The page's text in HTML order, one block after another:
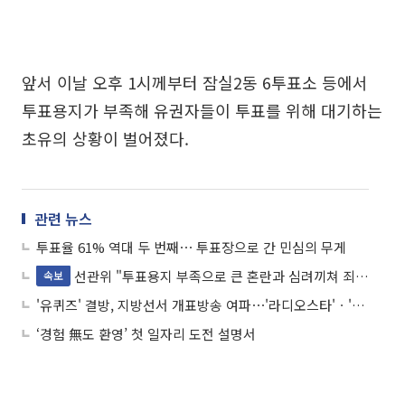
앞서 이날 오후 1시께부터 잠실2동 6투표소 등에서
투표용지가 부족해 유권자들이 투표를 위해 대기하는
초유의 상황이 벌어졌다.
관련 뉴스
투표율 61% 역대 두 번째⋯ 투표장으로 간 민심의 무게
속보
선관위 "투표용지 부족으로 큰 혼란과 심려끼쳐 죄송"
'유퀴즈' 결방, 지방선서 개표방송 여파⋯'라디오스타'ㆍ'골때녀'도 쉰다
‘경험 無도 환영’ 첫 일자리 도전 설명서